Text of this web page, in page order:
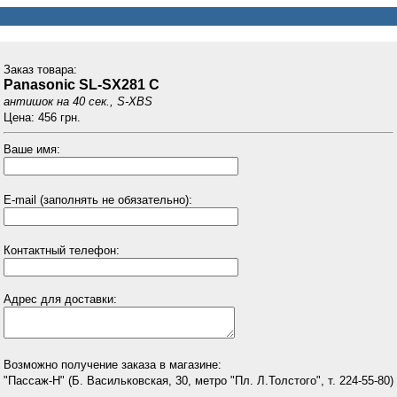
Заказ товарa:
Panasonic SL-SX281 С
антишок на 40 сек., S-XBS
Цена: 456 грн.
Ваше имя:
E-mail (заполнять не обязательно):
Контактный телефон:
Адрес для доставки:
Возможно получение заказа в магазине:
"Пассаж-Н" (Б. Васильковская, 30, метро "Пл. Л.Толстого", т. 224-55-80)